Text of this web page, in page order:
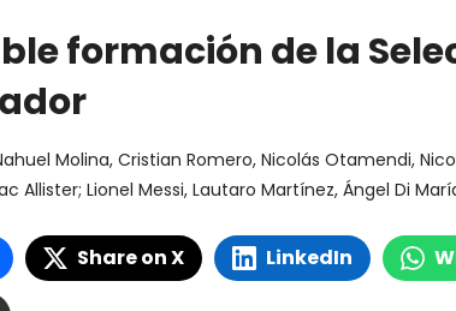
formación de la
Molina, Cristian Romero, Nicolás Otamendi,
Allister; Lionel Messi, Lautaro Martínez, Ángel Di
Share on X LinkedIn